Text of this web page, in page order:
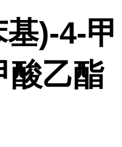
)-4-甲
酸乙酯